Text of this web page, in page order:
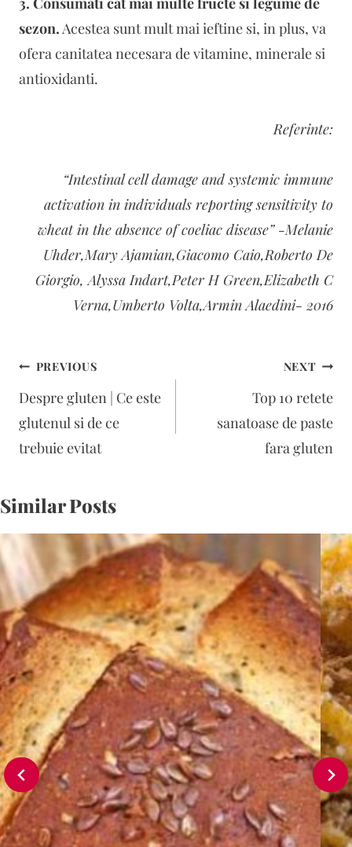
sezon.Acestea sunt mult mai ieftine si, in plus, va
ofera canitatea necesara de vitamine, minerale si
antioxidanti.
Referinte:
“Intestinal cell damage and systemic immune
activation in individuals reporting sensitivity to
wheat in the absence of coeliac disease” -Melanie
Uhder,Mary Ajamian,Giacomo Caio,Roberto De
Giorgio, Alyssa Indart,Peter H Green,Elizabeth C
Verna,Umberto Volta,Armin Alaedini- 2016
Navigare
în
articole
PREVIOUS
Despre gluten | Ce este
glutenul si de ce
trebuie evitat
NEXT
Top 10 retete
sanatoase de paste
fara gluten
Similar Posts